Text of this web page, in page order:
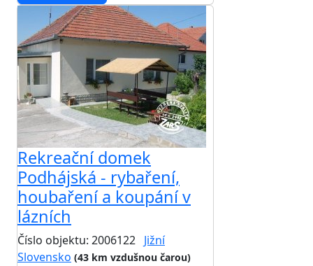
Rekreační domek
Podhájská - rybaření,
houbaření a koupání v
lázních
Číslo objektu: 2006122 Jižní
Slovensko (43 km vzdušnou čarou)